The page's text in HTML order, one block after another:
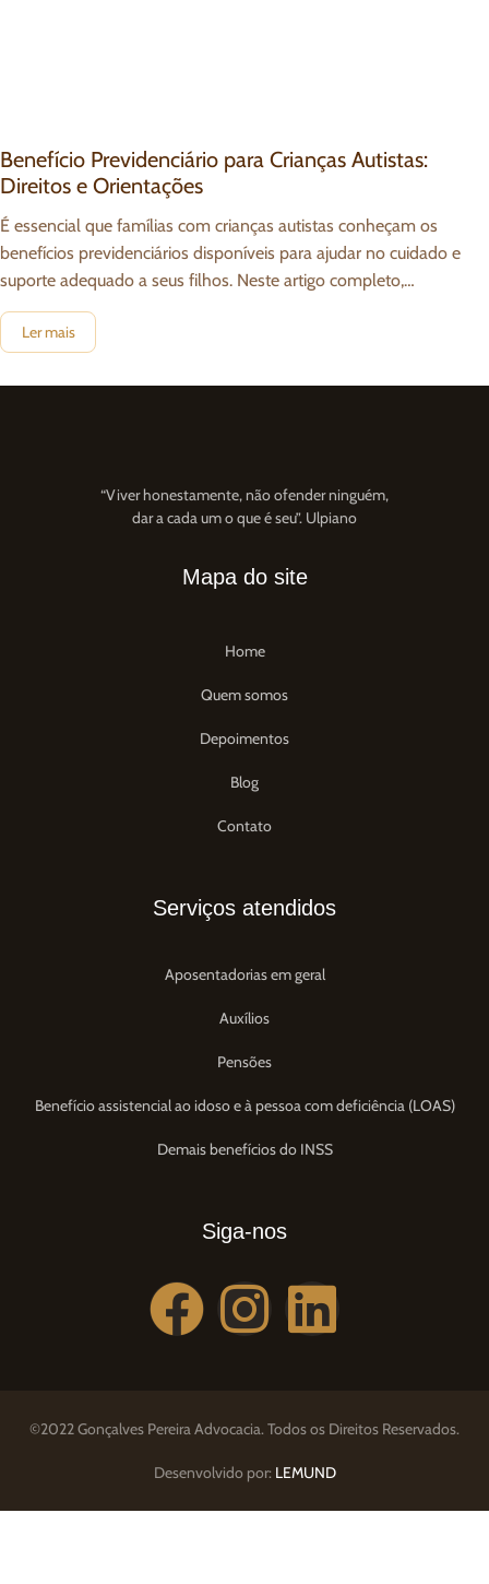
Benefício Previdenciário para Crianças Autistas:
Direitos e Orientações
É essencial que famílias com crianças autistas conheçam os
benefícios previdenciários disponíveis para ajudar no cuidado e
suporte adequado a seus filhos. Neste artigo completo,
abordaremos os direitos previdenciários destinados
Ler mais
“Viver honestamente, não ofender ninguém,
dar a cada um o que é seu”. Ulpiano
Mapa do site
Home
Quem somos
Depoimentos
Blog
Contato
Serviços atendidos
Aposentadorias em geral
Auxílios
Pensões
Benefício assistencial ao idoso e à pessoa com deficiência (LOAS)
Demais benefícios do INSS
Siga-nos
©2022 Gonçalves Pereira Advocacia. Todos os Direitos Reservados.
Desenvolvido por: LEMUND